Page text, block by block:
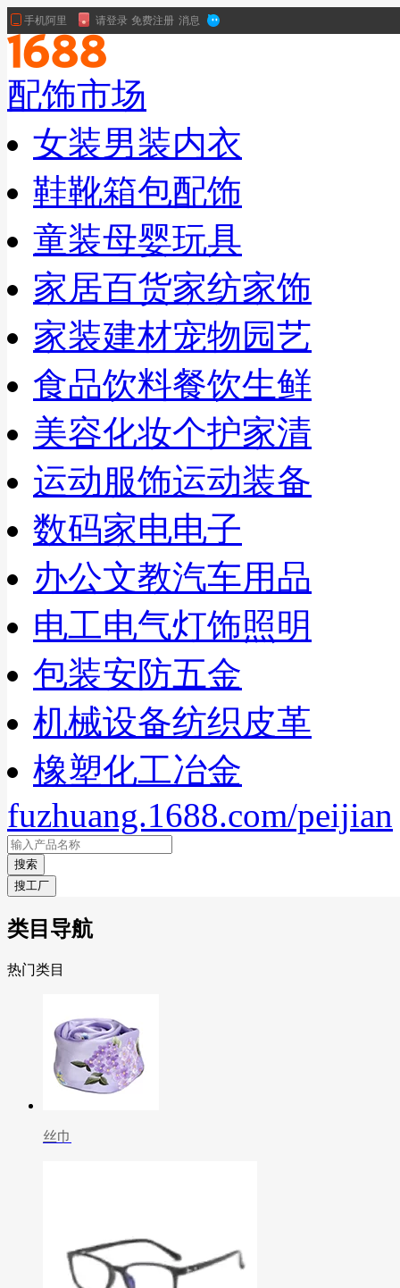
配饰市场
女装男装内衣
鞋靴箱包配饰
童装母婴玩具
家居百货家纺家饰
家装建材宠物园艺
食品饮料餐饮生鲜
美容化妆个护家清
运动服饰运动装备
数码家电电子
办公文教汽车用品
电工电气灯饰照明
包装安防五金
机械设备纺织皮革
橡塑化工冶金
fuzhuang.1688.com/peijian
搜索
搜工厂
类目导航
热门类目
丝巾